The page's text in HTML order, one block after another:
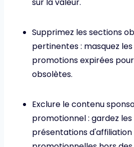
Supprimez les sections
pertinentes : masquez
promotions expirées
obsolètes.
Exclure le contenu
promotionnel : gardez
présentations d'affiliation